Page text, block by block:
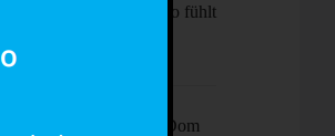
Sehenswürdigkeiten – So fühlt
Ciao Milano! Mehr als Dom